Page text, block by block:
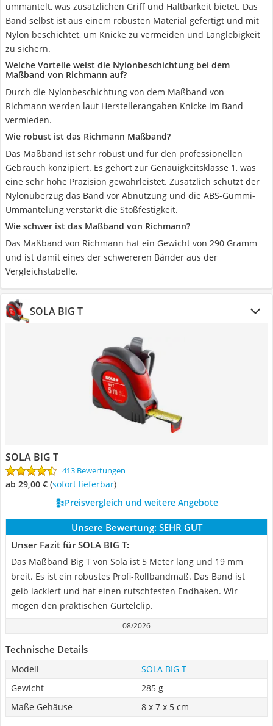
ummantelt, was zusätzlichen Griff und Haltbarkeit bietet. Das
Band selbst ist aus einem robusten Material gefertigt und mit
Nylon beschichtet, um Knicke zu vermeiden und Langlebigkeit
zu sichern.
Welche Vorteile weist die Nylonbeschichtung bei dem
Maßband von Richmann auf?
Durch die Nylonbeschichtung von dem Maßband von
Richmann werden laut Herstellerangaben Knicke im Band
vermieden.
Wie robust ist das Richmann Maßband?
Das Maßband ist sehr robust und für den professionellen
Gebrauch konzipiert. Es gehört zur Genauigkeitsklasse 1, was
eine sehr hohe Präzision gewährleistet. Zusätzlich schützt der
Nylonüberzug das Band vor Abnutzung und die ABS-Gummi-
Ummantelung verstärkt die Stoßfestigkeit.
Wie schwer ist das Maßband von Richmann?
Das Maßband von Richmann hat ein Gewicht von 290 Gramm
und ist damit eines der schwereren Bänder aus der
Vergleichstabelle.
SOLA BIG T
SOLA BIG T
413 Bewertungen
ab 29,00 € ( Sofort lieferbar)
Preisvergleich und weitere Angebote
Unsere Bewertung: SEHR GUT
Unser Fazit für SOLA BIG T:
Das Maßband Big T von Sola ist 5 Meter lang und 19 mm
breit. Es ist ein robustes Profi-Rollbandmaß. Das Band ist
gelb lackiert und hat einen rutschfesten Endhaken. Wir
mögen den praktischen Gürtelclip.
08/2026
Technische Details
Modell
SOLA BIG T
Gewicht
285 g
Maße Gehäuse
‎8 x 7 x 5 cm